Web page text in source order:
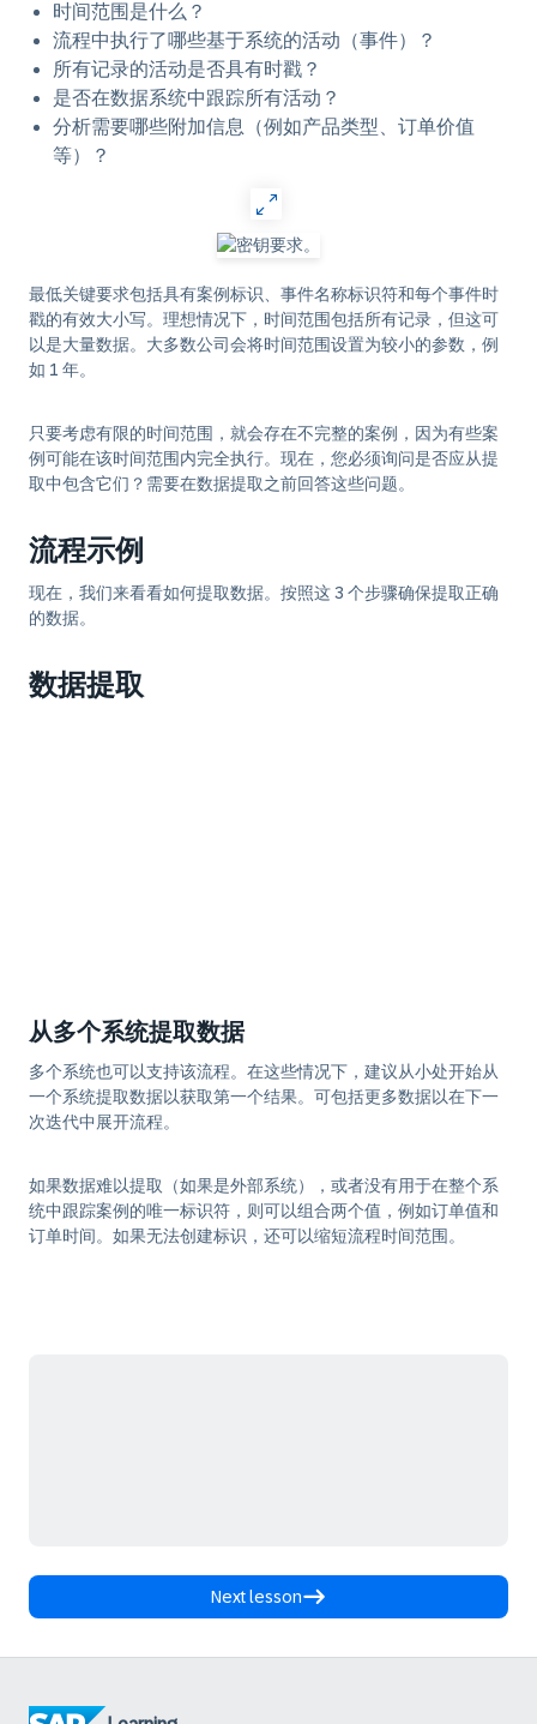
时间范围是什么？
流程中执行了哪些基于系统的活动（事件）？
所有记录的活动是否具有时戳？
是否在数据系统中跟踪所有活动？
分析需要哪些附加信息（例如产品类型、订单价值
等）？
最低关键要求包括具有案例标识、事件名称标识符和每个事件时
戳的有效大小写。理想情况下，时间范围包括所有记录，但这可
以是大量数据。大多数公司会将时间范围设置为较小的参数，例
如 1 年。
只要考虑有限的时间范围，就会存在不完整的案例，因为有些案
例可能在该时间范围内完全执行。现在，您必须询问是否应从提
取中包含它们？需要在数据提取之前回答这些问题。
流程示例
现在，我们来看看如何提取数据。按照这 3 个步骤确保提取正确
的数据。
数据提取
从多个系统提取数据
多个系统也可以支持该流程。在这些情况下，建议从小处开始从
一个系统提取数据以获取第一个结果。可包括更多数据以在下一
次迭代中展开流程。
如果数据难以提取（如果是外部系统），或者没有用于在整个系
统中跟踪案例的唯一标识符，则可以组合两个值，例如订单值和
订单时间。如果无法创建标识，还可以缩短流程时间范围。
Next lesson